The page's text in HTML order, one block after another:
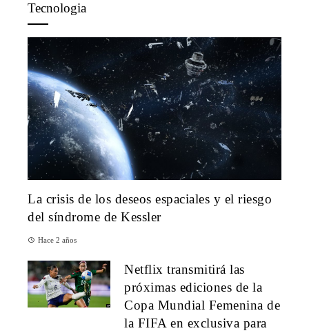
Tecnologia
La crisis de los deseos espaciales y el riesgo
del síndrome de Kessler
Hace 2 años
Netflix transmitirá las
próximas ediciones de la
Copa Mundial Femenina de
la FIFA en exclusiva para